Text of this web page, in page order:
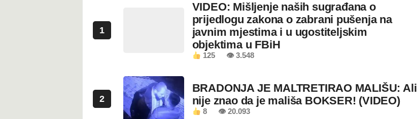
1
VIDEO: Mišljenje naših sugrađana o
prijedlogu zakona o zabrani pušenja na
javnim mjestima i u ugostiteljskim
objektima u FBiH
125 👁 3.548
2
BRADONJA JE MALTRETIRAO MALIŠU: Ali
nije znao da je mališa BOKSER! (VIDEO)
8 👁 20.093